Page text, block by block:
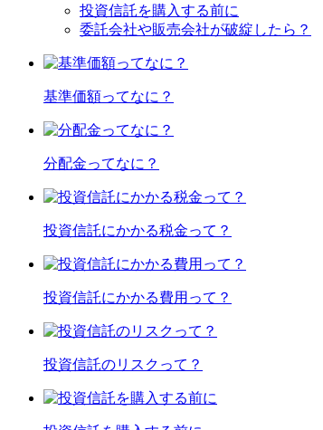
投資信託を購入する前に
委託会社や販売会社が破綻したら？
基準価額ってなに？
分配金ってなに？
投資信託にかかる税金って？
投資信託にかかる費用って？
投資信託のリスクって？